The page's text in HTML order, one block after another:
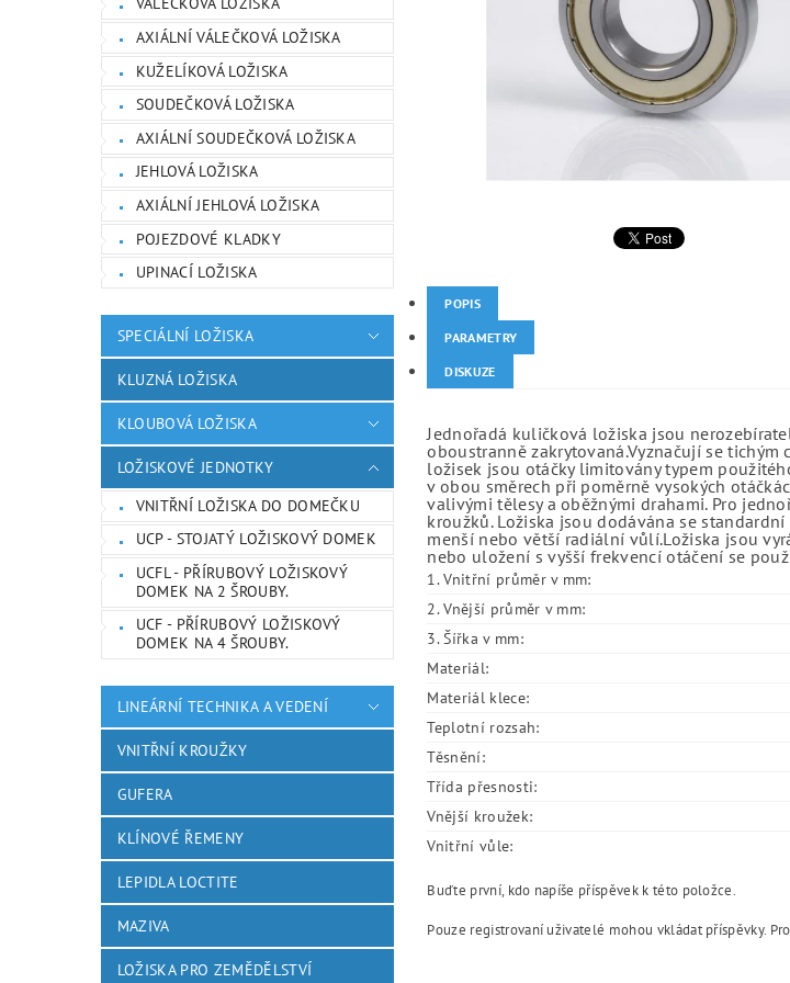
AXIÁLNÍ VÁLEČKOVÁ LOŽISKA
KUŽELÍKOVÁ LOŽISKA
SOUDEČKOVÁ LOŽISKA
AXIÁLNÍ SOUDEČKOVÁ LOŽISKA
JEHLOVÁ LOŽISKA
AXIÁLNÍ JEHLOVÁ LOŽISKA
POJEZDOVÉ KLADKY
UPINACÍ LOŽISKA
SPECIÁLNÍ LOŽISKA
KLUZNÁ LOŽISKA
KLOUBOVÁ LOŽISKA
LOŽISKOVÉ JEDNOTKY
VNITŘNÍ LOŽISKA DO DOMEČKU
UCP - STOJATÝ LOŽISKOVÝ DOMEK
UCFL - PŘÍRUBOVÝ LOŽISKOVÝ
DOMEK NA 2 ŠROUBY.
UCF - PŘÍRUBOVÝ LOŽISKOVÝ
DOMEK NA 4 ŠROUBY.
LINEÁRNÍ TECHNIKA A VEDENÍ
VNITŘNÍ KROUŽKY
GUFERA
KLÍNOVÉ ŘEMENY
LEPIDLA LOCTITE
MAZIVA
LOŽISKA PRO ZEMĚDĚLSTVÍ
POPIS
PARAMETRY
DISKUZE
Jednořadá kuličková ložiska jsou
oboustranně zakrytovaná.Vyznačují se
ložisek jsou otáčky limitovány typem
v obou směrech při poměrně vysokých
valivými tělesy a oběžnými drahami. Pro
kroužků. Ložiska jsou dodávána se
menší nebo větší radiální vůlí.Ložiska jsou
nebo uložení s vyšší frekvencí otáčení se
1. Vnitřní průměr v mm:
2. Vnější průměr v mm:
3. Šířka v mm:
Materiál:
Materiál klece:
Teplotní rozsah:
Těsnění:
Třída přesnosti:
Vnější kroužek:
Vnitřní vůle:
Buďte první, kdo napíše příspěvek k této položce.
Pouze registrovaní uživatelé mohou vkládat příspěvky.